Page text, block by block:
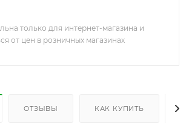
только для интернет-магазина и
от цен в розничных магазинах
ОТЗЫВЫ КАК КУПИТЬ